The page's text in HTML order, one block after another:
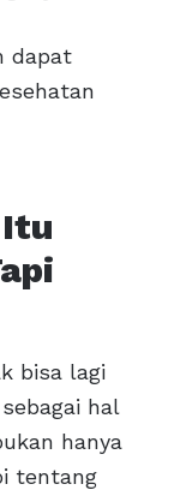
dapat
bisa lagi
hal
hanya
tentang